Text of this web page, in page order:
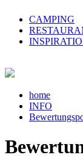
CAMPING
home
INFO